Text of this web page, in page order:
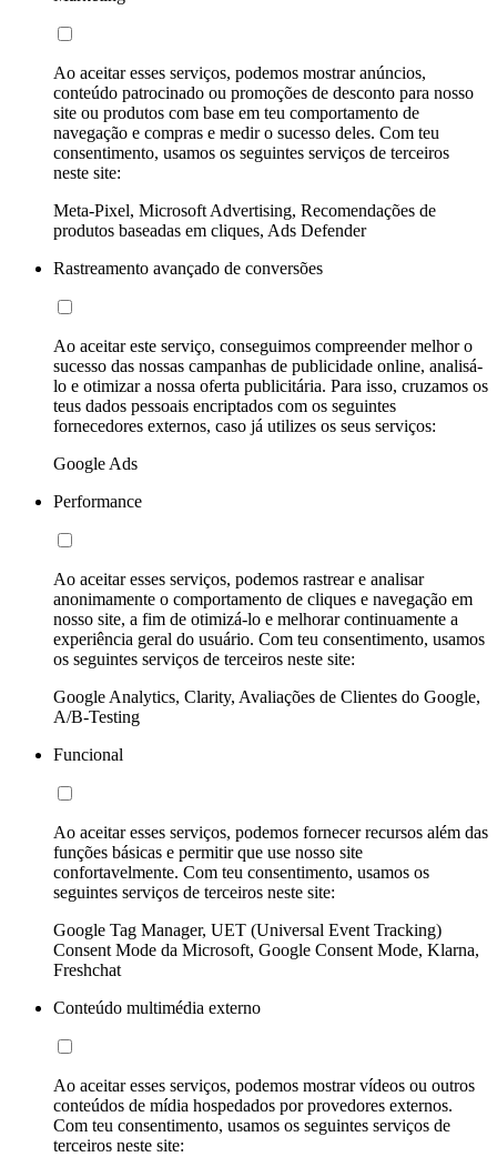
Ao aceitar esses serviços, podemos mostrar anúncios,
conteúdo patrocinado ou promoções de desconto para nosso
site ou produtos com base em teu comportamento de
navegação e compras e medir o sucesso deles. Com teu
consentimento, usamos os seguintes serviços de terceiros
neste site:
Meta-Pixel, Microsoft Advertising, Recomendações de
produtos baseadas em cliques, Ads Defender
Rastreamento avançado de conversões
Ao aceitar este serviço, conseguimos compreender melhor o
sucesso das nossas campanhas de publicidade online, analisá-
lo e otimizar a nossa oferta publicitária. Para isso, cruzamos os
teus dados pessoais encriptados com os seguintes
fornecedores externos, caso já utilizes os seus serviços:
Google Ads
Performance
Ao aceitar esses serviços, podemos rastrear e analisar
anonimamente o comportamento de cliques e navegação em
nosso site, a fim de otimizá-lo e melhorar continuamente a
experiência geral do usuário. Com teu consentimento, usamos
os seguintes serviços de terceiros neste site:
Google Analytics, Clarity, Avaliações de Clientes do Google,
A/B-Testing
Funcional
Ao aceitar esses serviços, podemos fornecer recursos além das
funções básicas e permitir que use nosso site
confortavelmente. Com teu consentimento, usamos os
seguintes serviços de terceiros neste site:
Google Tag Manager, UET (Universal Event Tracking)
Consent Mode da Microsoft, Google Consent Mode, Klarna,
Freshchat
Conteúdo multimédia externo
Ao aceitar esses serviços, podemos mostrar vídeos ou outros
conteúdos de mídia hospedados por provedores externos.
Com teu consentimento, usamos os seguintes serviços de
terceiros neste site: